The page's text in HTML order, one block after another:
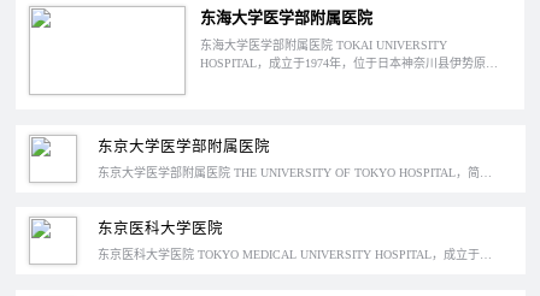
东海大学医学部附属医院
东海大学医学部附属医院 TOKAI UNIVERSITY
HOSPITAL，成立于1974年，位于日本神奈川县伊势原
东京大学医学部附属医院
东京医科大学医院
东京医科大学医院 TOKYO MEDICAL UNIVERSITY HOSPITAL，成立于1986年，位于日本东京新宿区。医院的前身是1931年东京医学专科学校附属的淀桥诊疗所，一直致力于糖尿病的诊疗，是世界三大糖尿病中心之一。